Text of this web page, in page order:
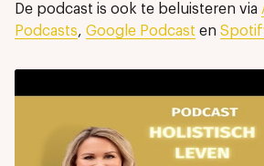
De podcast is ook te beluisteren via
Podcasts, Google Podcast en